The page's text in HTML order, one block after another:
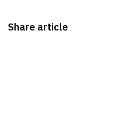
Share article